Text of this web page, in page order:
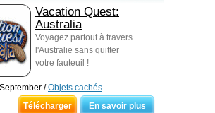
Vacation Quest:
Australia
Voyagez partout à travers
l'Australie sans quitter
votre fauteuil !
/Objets cachés
Télécharger
En savoir plus